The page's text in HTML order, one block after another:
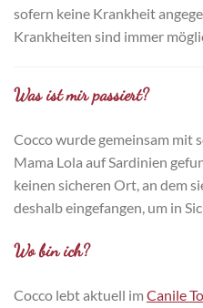
sofern keine Krankheit
Krankheiten sind immer
Was ist mir passiert?
Cocco wurde gemeinsam mit
Mama Lola auf Sardinien
keinen sicheren Ort, an dem
deshalb eingefangen, um in
Wo bin ich?
Cocco lebt aktuell im Canile